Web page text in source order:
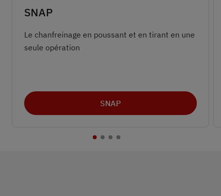
SNAP
Le chanfreinage en poussant et en tirant en une
seule opération
SNAP